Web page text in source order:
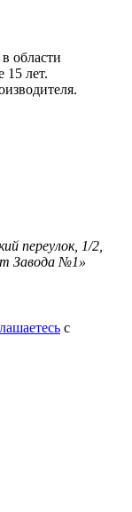
области
15 лет.
переулок, 1/2,
Завода №1»
с